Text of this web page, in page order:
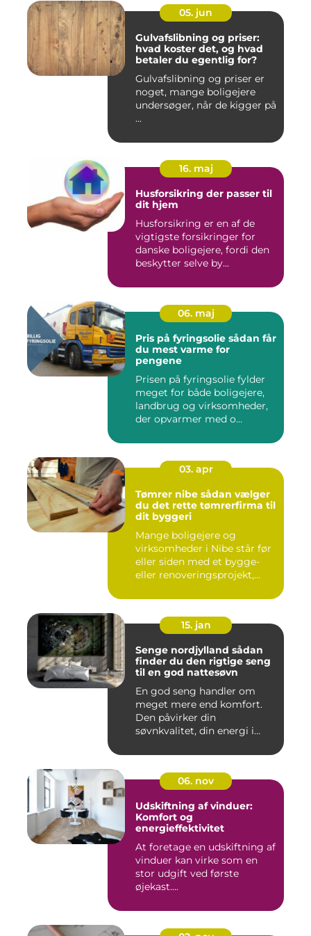
05. jun
Gulvafslibning og priser:
hvad koster det, og hvad
betaler du egentlig for?
Gulvafslibning og priser er
noget, mange boligejere
undersøger, når de kigger på
...
16. maj
Husforsikring der passer til
dit hjem
Husforsikring er en af de
vigtigste forsikringer for
danske boligejere, fordi den
beskytter selve by...
06. maj
Pris på fyringsolie sådan får
du mest varme for
pengene
Prisen på fyringsolie fylder
meget for både boligejere,
landbrug og virksomheder,
der opvarmer med o...
03. apr
Tømrer nibe sådan vælger
du det rette tømrerfirma til
dit byggeri
Mange boligejere og
virksomheder i Nibe står før
eller siden med et bygge-
eller renoveringsprojekt,...
15. jan
Senge nordjylland sådan
finder du den rigtige seng
til en god nattesøvn
En god seng handler om
meget mere end komfort.
Den påvirker din
søvnkvalitet, din energi i
06. nov
Udskiftning af vinduer:
Komfort og
energieffektivitet
At foretage en udskiftning af
vinduer kan virke som en
stor udgift ved første
øjekast....